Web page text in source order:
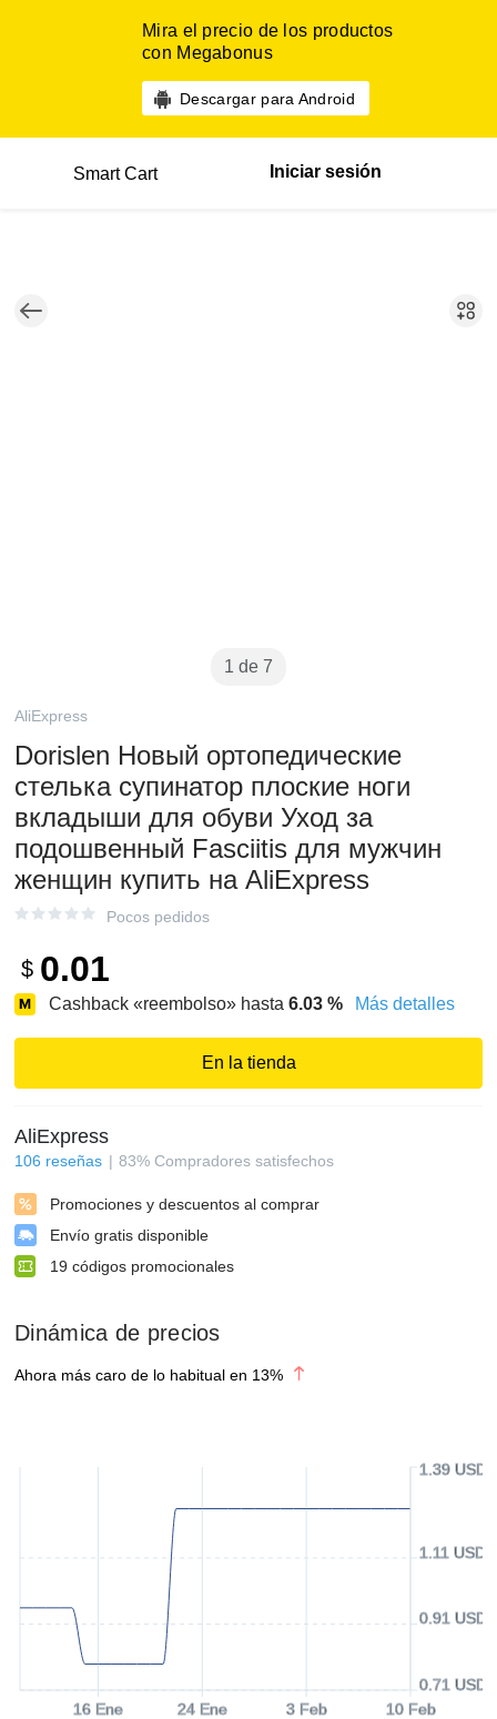
Mira el precio de los productos
con Megabonus
Descargar para Android
Smart Cart Iniciar sesión
1 de 7
AliExpress
Dorislen Новый ортопедические
стелька супинатор плоские ноги
вкладыши для обуви Уход за
подошвенный Fasciitis для мужчин
женщин купить на AliExpress
Pocos pedidos
$ 0.01
Cashback «reembolso» hasta 6.03 % Más detalles
En la tienda
AliExpress
106 reseñas 83% Compradores satisfechos
Promociones y descuentos al comprar
Envío gratis disponible
19 códigos promocionales
Dinámica de precios
Ahora más caro de lo habitual en 13%
16 Ene 24 Ene 3 Feb 10 Feb
0.71 USD
0.91 USD
1.11 USD
1.39 USD